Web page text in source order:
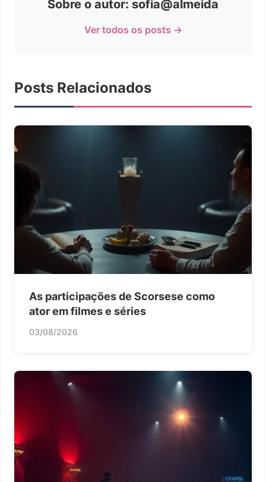
Sobre o autor: sofia@almeida
Ver todos os posts →
Posts Relacionados
As participações de Scorsese como
ator em filmes e séries
03/08/2026